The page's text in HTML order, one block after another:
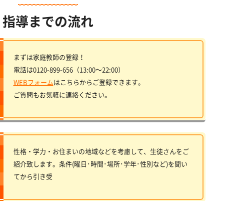
指導までの流れ
まずは家庭教師の登録！
電話は0120-899-656（13:00〜22:00）
WEBフォームはこちらからご登録できます。
ご質問もお気軽に連絡ください。
性格・学力・お住まいの地域などを考慮して、生徒さんをご
紹介致します。条件(曜日･時間･場所･学年･性別など)を聞い
てから引き受